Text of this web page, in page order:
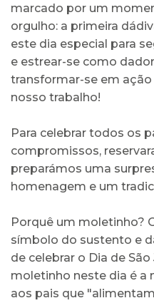
marcado por um
orgulho: a primeira
este dia especial para
e estrear-se como
transformar-se em
nosso trabalho!
Para celebrar todos os
compromissos,
preparámos uma
homenagem e um
Porquê um moletinho?
símbolo do sustento e
de celebrar o Dia de
moletinho neste dia é a
aos pais que